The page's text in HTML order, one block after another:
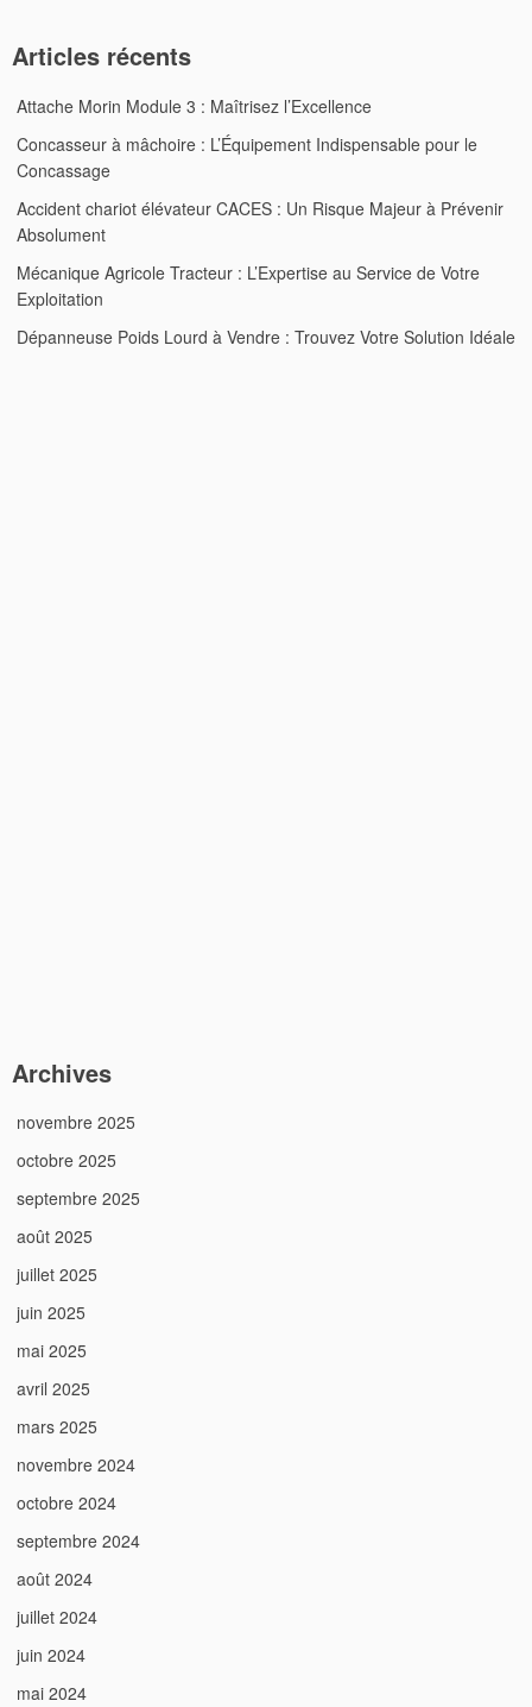
Articles récents
Attache Morin Module 3 : Maîtrisez l’Excellence
Concasseur à mâchoire : L’Équipement Indispensable pour le
Concassage
Accident chariot élévateur CACES : Un Risque Majeur à Prévenir
Absolument
Mécanique Agricole Tracteur : L’Expertise au Service de Votre
Exploitation
Dépanneuse Poids Lourd à Vendre : Trouvez Votre Solution Idéale
Archives
novembre 2025
octobre 2025
septembre 2025
août 2025
juillet 2025
juin 2025
mai 2025
avril 2025
mars 2025
novembre 2024
octobre 2024
septembre 2024
août 2024
juillet 2024
juin 2024
mai 2024